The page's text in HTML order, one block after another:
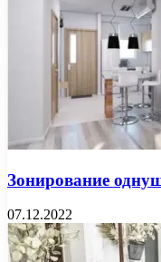
Зонирование
07.12.2022